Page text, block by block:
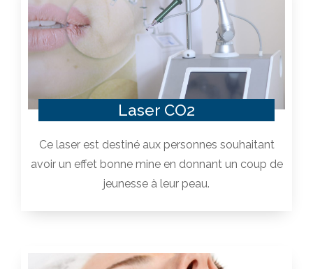
Laser CO2
Ce laser est destiné aux personnes souhaitant
avoir un effet bonne mine en donnant un coup de
jeunesse à leur peau.